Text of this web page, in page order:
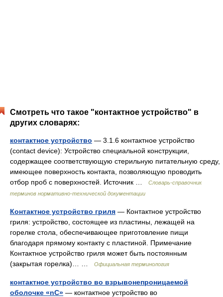
Смотреть что такое "контактное устройство" в
других словарях:
контактное устройство — 3.1.6 контактное устройство
(contact device): Устройство специальной конструкции,
содержащее соответствующую стерильную питательную среду,
имеющее поверхность контакта, позволяющую проводить
отбор проб с поверхностей. Источник …
Словарь-справочник
терминов нормативно-технической документации
Контактное устройство гриля — Контактное устройство
гриля: устройство, состоящее из пластины, лежащей на
горелке стола, обеспечивающее приготовление пищи
благодаря прямому контакту с пластиной. Примечание
Контактное устройство гриля может быть постоянным
(закрытая горелка)… …
Официальная терминология
контактное устройство во взрывонепроницаемой
оболочке «nC» — контактное устройство во